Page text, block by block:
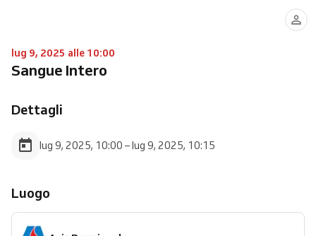
lug 9, 2025 alle 10:00
Sangue Intero
Dettagli
lug 9, 2025, 10:00 – lug 9, 2025, 10:15
Luogo